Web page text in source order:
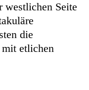
westlichen Seite
die
mit etlichen